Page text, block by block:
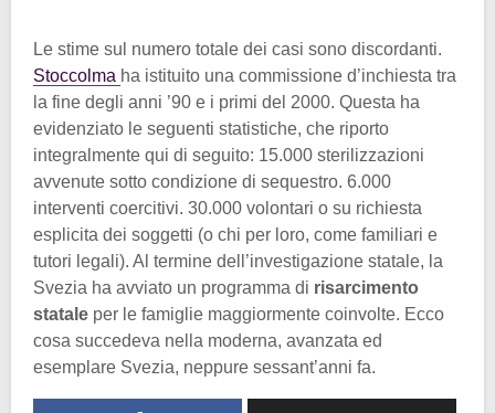
Le stime sul numero totale dei casi sono discordanti.
Stoccolma ha istituito una commissione d’inchiesta tra
la fine degli anni ’90 e i primi del 2000. Questa ha
evidenziato le seguenti statistiche, che riporto
integralmente qui di seguito: 15.000 sterilizzazioni
avvenute sotto condizione di sequestro. 6.000
interventi coercitivi. 30.000 volontari o su richiesta
esplicita dei soggetti (o chi per loro, come familiari e
tutori legali). Al termine dell’investigazione statale, la
Svezia ha avviato un programma di risarcimento
statale per le famiglie maggiormente coinvolte. Ecco
cosa succedeva nella moderna, avanzata ed
esemplare Svezia, neppure sessant’anni fa.